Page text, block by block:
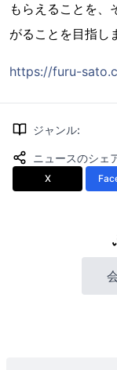
もらえることを、
がることを目指し
https://furu-
ジャンル:
ニュースのシェ
X